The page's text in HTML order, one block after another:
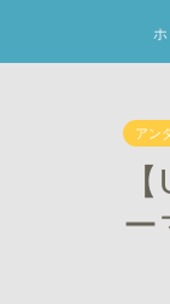
アン
ー